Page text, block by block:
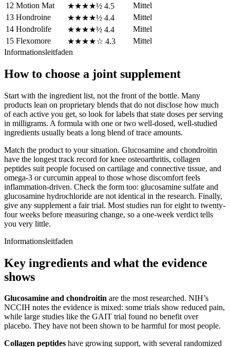
12 Motion Mat ★★★★½ 4.5
Mittel
13 Hondroine ★★★★½ 4.4
Mittel
14 Hondrolife ★★★★½ 4.4
Mittel
15 Flexomore ★★★★☆ 4.3
Mittel
Informationsleitfaden
How to choose a joint supplement
Start with the ingredient list, not the front of the bottle. Many
products lean on proprietary blends that do not disclose how much
of each active you get, so look for labels that state doses per serving
in milligrams. A formula with one or two well-dosed, well-studied
ingredients usually beats a long blend of trace amounts.
Match the product to your situation. Glucosamine and chondroitin
have the longest track record for knee osteoarthritis, collagen
peptides suit people focused on cartilage and connective tissue, and
omega-3 or curcumin appeal to those whose discomfort feels
inflammation-driven. Check the form too: glucosamine sulfate and
glucosamine hydrochloride are not identical in the research. Finally,
give any supplement a fair trial. Most studies run for eight to twenty-
four weeks before measuring change, so a one-week verdict tells
you very little.
Informationsleitfaden
Key ingredients and what the evidence
shows
Glucosamine and chondroitin are the most researched. NIH’s
NCCIH notes the evidence is mixed: some trials show reduced pain,
while large studies like the GAIT trial found no benefit over
placebo. They have not been shown to be harmful for most people.
Collagen peptides have growing support, with several randomized